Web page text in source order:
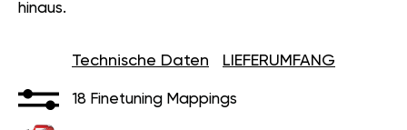
hinaus.
Technische Daten LIEFERUMFANG
18 Finetuning Mappings